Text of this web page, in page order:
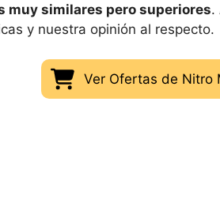
muy similares pero superiores.
y nuestra opinión al respecto.
Ver Ofertas de Nitro